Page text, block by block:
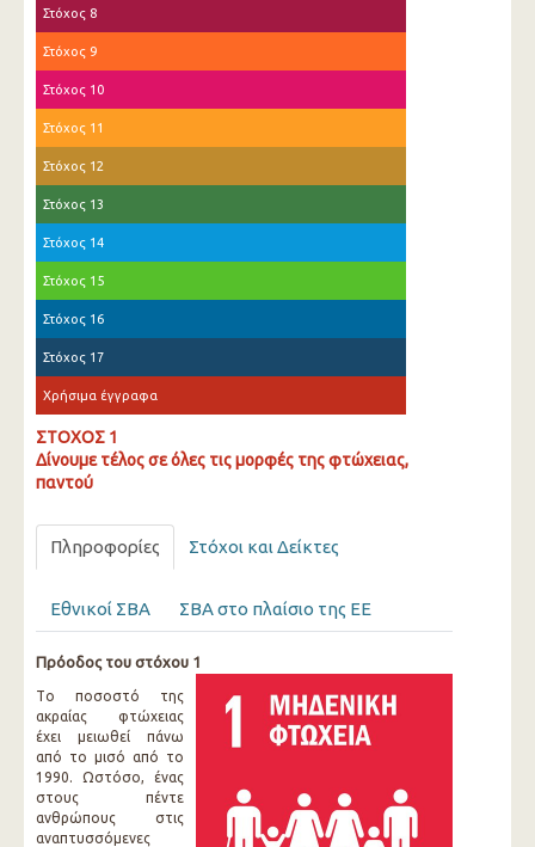
Στόχος 8
Στόχος 9
Στόχος 10
Στόχος 11
Στόχος 12
Στόχος 13
Στόχος 14
Στόχος 15
Στόχος 16
Στόχος 17
Χρήσιμα έγγραφα
ΣΤΟΧΟΣ 1
Δίνουμε τέλος σε όλες τις μορφές της φτώχειας,
παντού
Πληροφορίες Στόχοι και Δείκτες
Εθνικοί ΣΒΑ ΣΒΑ στο πλαίσιο της ΕΕ
Πρόοδος του στόχου 1
Τo ποσοστό της
ακραίας φτώχειας
έχει μειωθεί πάνω
από το μισό από το
1990. Ωστόσο, ένας
στους πέντε
ανθρώπους στις
αναπτυσσόμενες